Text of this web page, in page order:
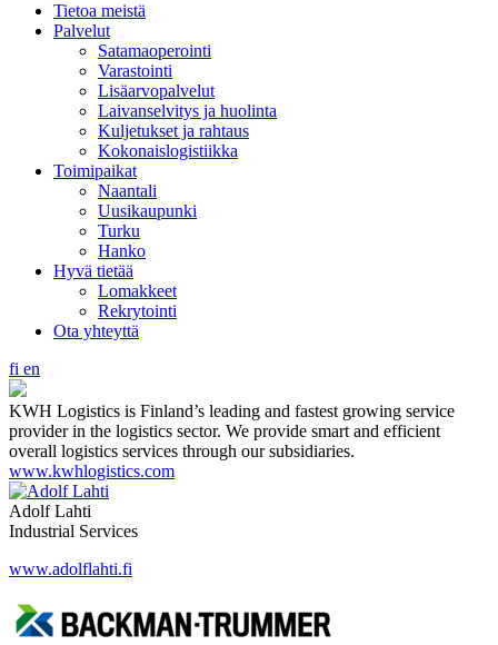
Tietoa meistä
Palvelut
Satamaoperointi
Varastointi
Lisäarvopalvelut
Laivanselvitys ja huolinta
Kuljetukset ja rahtaus
Kokonaislogistiikka
Toimipaikat
Naantali
Uusikaupunki
Turku
Hanko
Hyvä tietää
Lomakkeet
Rekrytointi
Ota yhteyttä
fi en
KWH Logistics is Finland’s leading and fastest growing service
provider in the logistics sector. We provide smart and efficient
overall logistics services through our subsidiaries.
www.kwhlogistics.com
Adolf Lahti
Industrial Services
www.adolflahti.fi